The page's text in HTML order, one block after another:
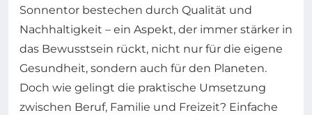
Sonnentor bestechen durch Qualität und
Nachhaltigkeit – ein Aspekt, der immer stärker in
das Bewusstsein rückt, nicht nur für die eigene
Gesundheit, sondern auch für den Planeten.
Doch wie gelingt die praktische Umsetzung
zwischen Beruf, Familie und Freizeit? Einfache